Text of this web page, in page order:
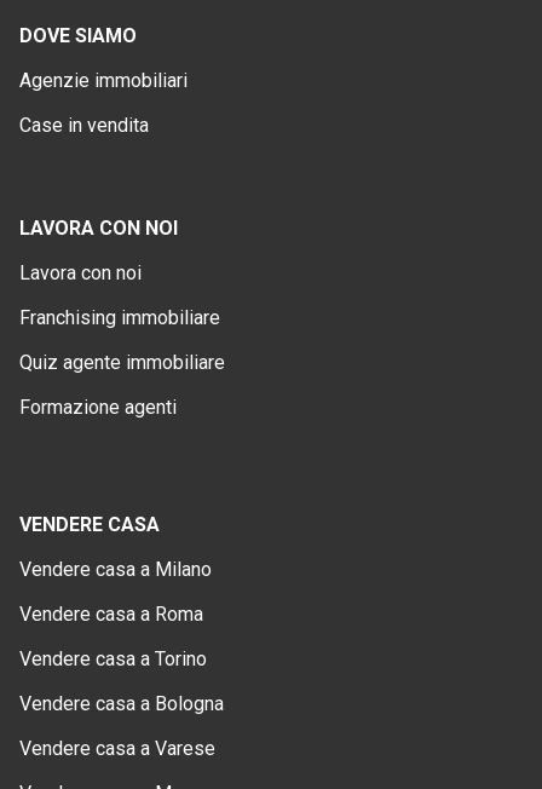
DOVE SIAMO
Agenzie immobiliari
Case in vendita
LAVORA CON NOI
Lavora con noi
Franchising immobiliare
Quiz agente immobiliare
Formazione agenti
VENDERE CASA
Vendere casa a Milano
Vendere casa a Roma
Vendere casa a Torino
Vendere casa a Bologna
Vendere casa a Varese